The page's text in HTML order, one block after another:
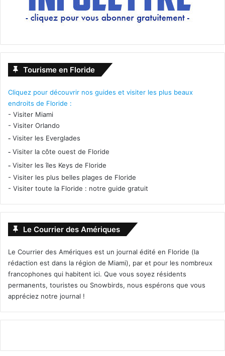
Tourisme en Floride
Cliquez pour découvrir nos guides et visiter les plus beaux
endroits de Floride :
- Visiter Miami
- Visiter Orlando
- Visiter les Everglades
- Visiter la côte ouest de Floride
- Visiter les îles Keys de Floride
- Visiter les plus belles plages de Floride
- Visiter toute la Floride : notre guide gratuit
Le Courrier des Amériques
Le Courrier des Amériques est un journal édité en Floride (la
rédaction est dans la région de Miami), par et pour les nombreux
francophones qui habitent ici. Que vous soyez résidents
permanents, touristes ou Snowbirds, nous espérons que vous
appréciez notre journal !